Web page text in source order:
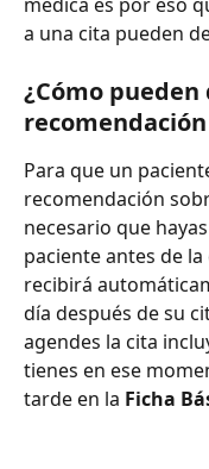
a una cita pueden
¿Cómo
Para que un
recomendación
necesario que
paciente antes de
recibirá
día después de su
agendes la cita
tienes en ese
tarde en la Ficha